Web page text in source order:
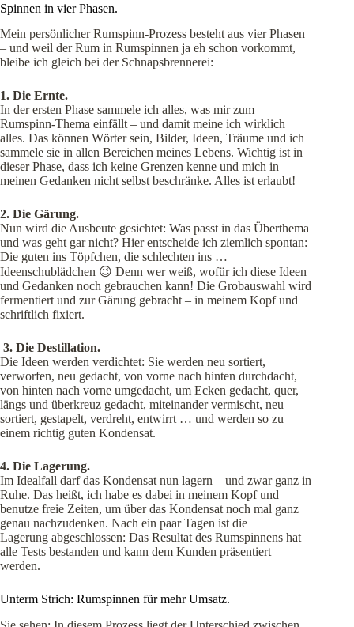
Spinnen in vier Phasen.
Mein persönlicher Rumspinn-Prozess besteht aus vier Phasen
– und weil der Rum in Rumspinnen ja eh schon vorkommt,
bleibe ich gleich bei der Schnapsbrennerei:
1. Die Ernte.
In der ersten Phase sammele ich alles, was mir zum
Rumspinn-Thema einfällt – und damit meine ich wirklich
alles. Das können Wörter sein, Bilder, Ideen, Träume und ich
sammele sie in allen Bereichen meines Lebens. Wichtig ist in
dieser Phase, dass ich keine Grenzen kenne und mich in
meinen Gedanken nicht selbst beschränke. Alles ist erlaubt!
2. Die Gärung.
Nun wird die Ausbeute gesichtet: Was passt in das Überthema
und was geht gar nicht? Hier entscheide ich ziemlich spontan:
Die guten ins Töpfchen, die schlechten ins …
Ideenschublädchen 😉 Denn wer weiß, wofür ich diese Ideen
und Gedanken noch gebrauchen kann! Die Grobauswahl wird
fermentiert und zur Gärung gebracht – in meinem Kopf und
schriftlich fixiert.
3. Die Destillation.
Die Ideen werden verdichtet: Sie werden neu sortiert,
verworfen, neu gedacht, von vorne nach hinten durchdacht,
von hinten nach vorne umgedacht, um Ecken gedacht, quer,
längs und überkreuz gedacht, miteinander vermischt, neu
sortiert, gestapelt, verdreht, entwirrt … und werden so zu
einem richtig guten Kondensat.
4. Die Lagerung.
Im Idealfall darf das Kondensat nun lagern – und zwar ganz in
Ruhe. Das heißt, ich habe es dabei in meinem Kopf und
benutze freie Zeiten, um über das Kondensat noch mal ganz
genau nachzudenken. Nach ein paar Tagen ist die
Lagerung abgeschlossen: Das Resultat des Rumspinnens hat
alle Tests bestanden und kann dem Kunden präsentiert
werden.
Unterm Strich: Rumspinnen für mehr Umsatz.